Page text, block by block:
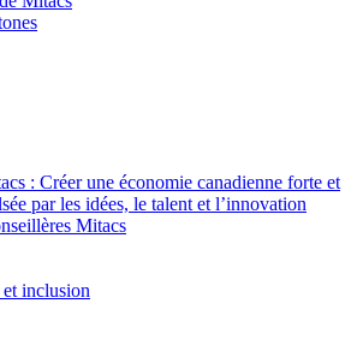
: Créer une économie canadienne forte et
par les idées, le talent et l’innovation
Mitacs
inclusion